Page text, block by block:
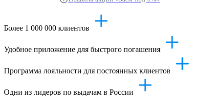
Более 1 000 000 клиентов
Удобное приложение для быстрого погашения
Программа лояльности для постоянных клиентов
Одни из лидеров по выдачам в России